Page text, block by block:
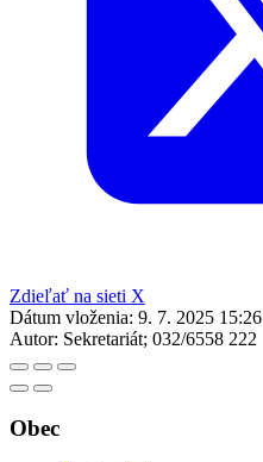
Zdieľať na sieti X
Dátum vloženia: 9. 7. 2025 15:26
Autor: Sekretariát; 032/6558 222
Obec